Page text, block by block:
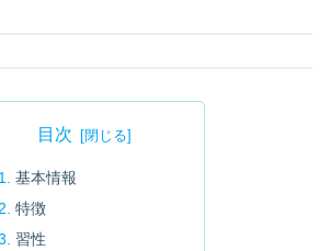
目次
基本情報
特徴
習性